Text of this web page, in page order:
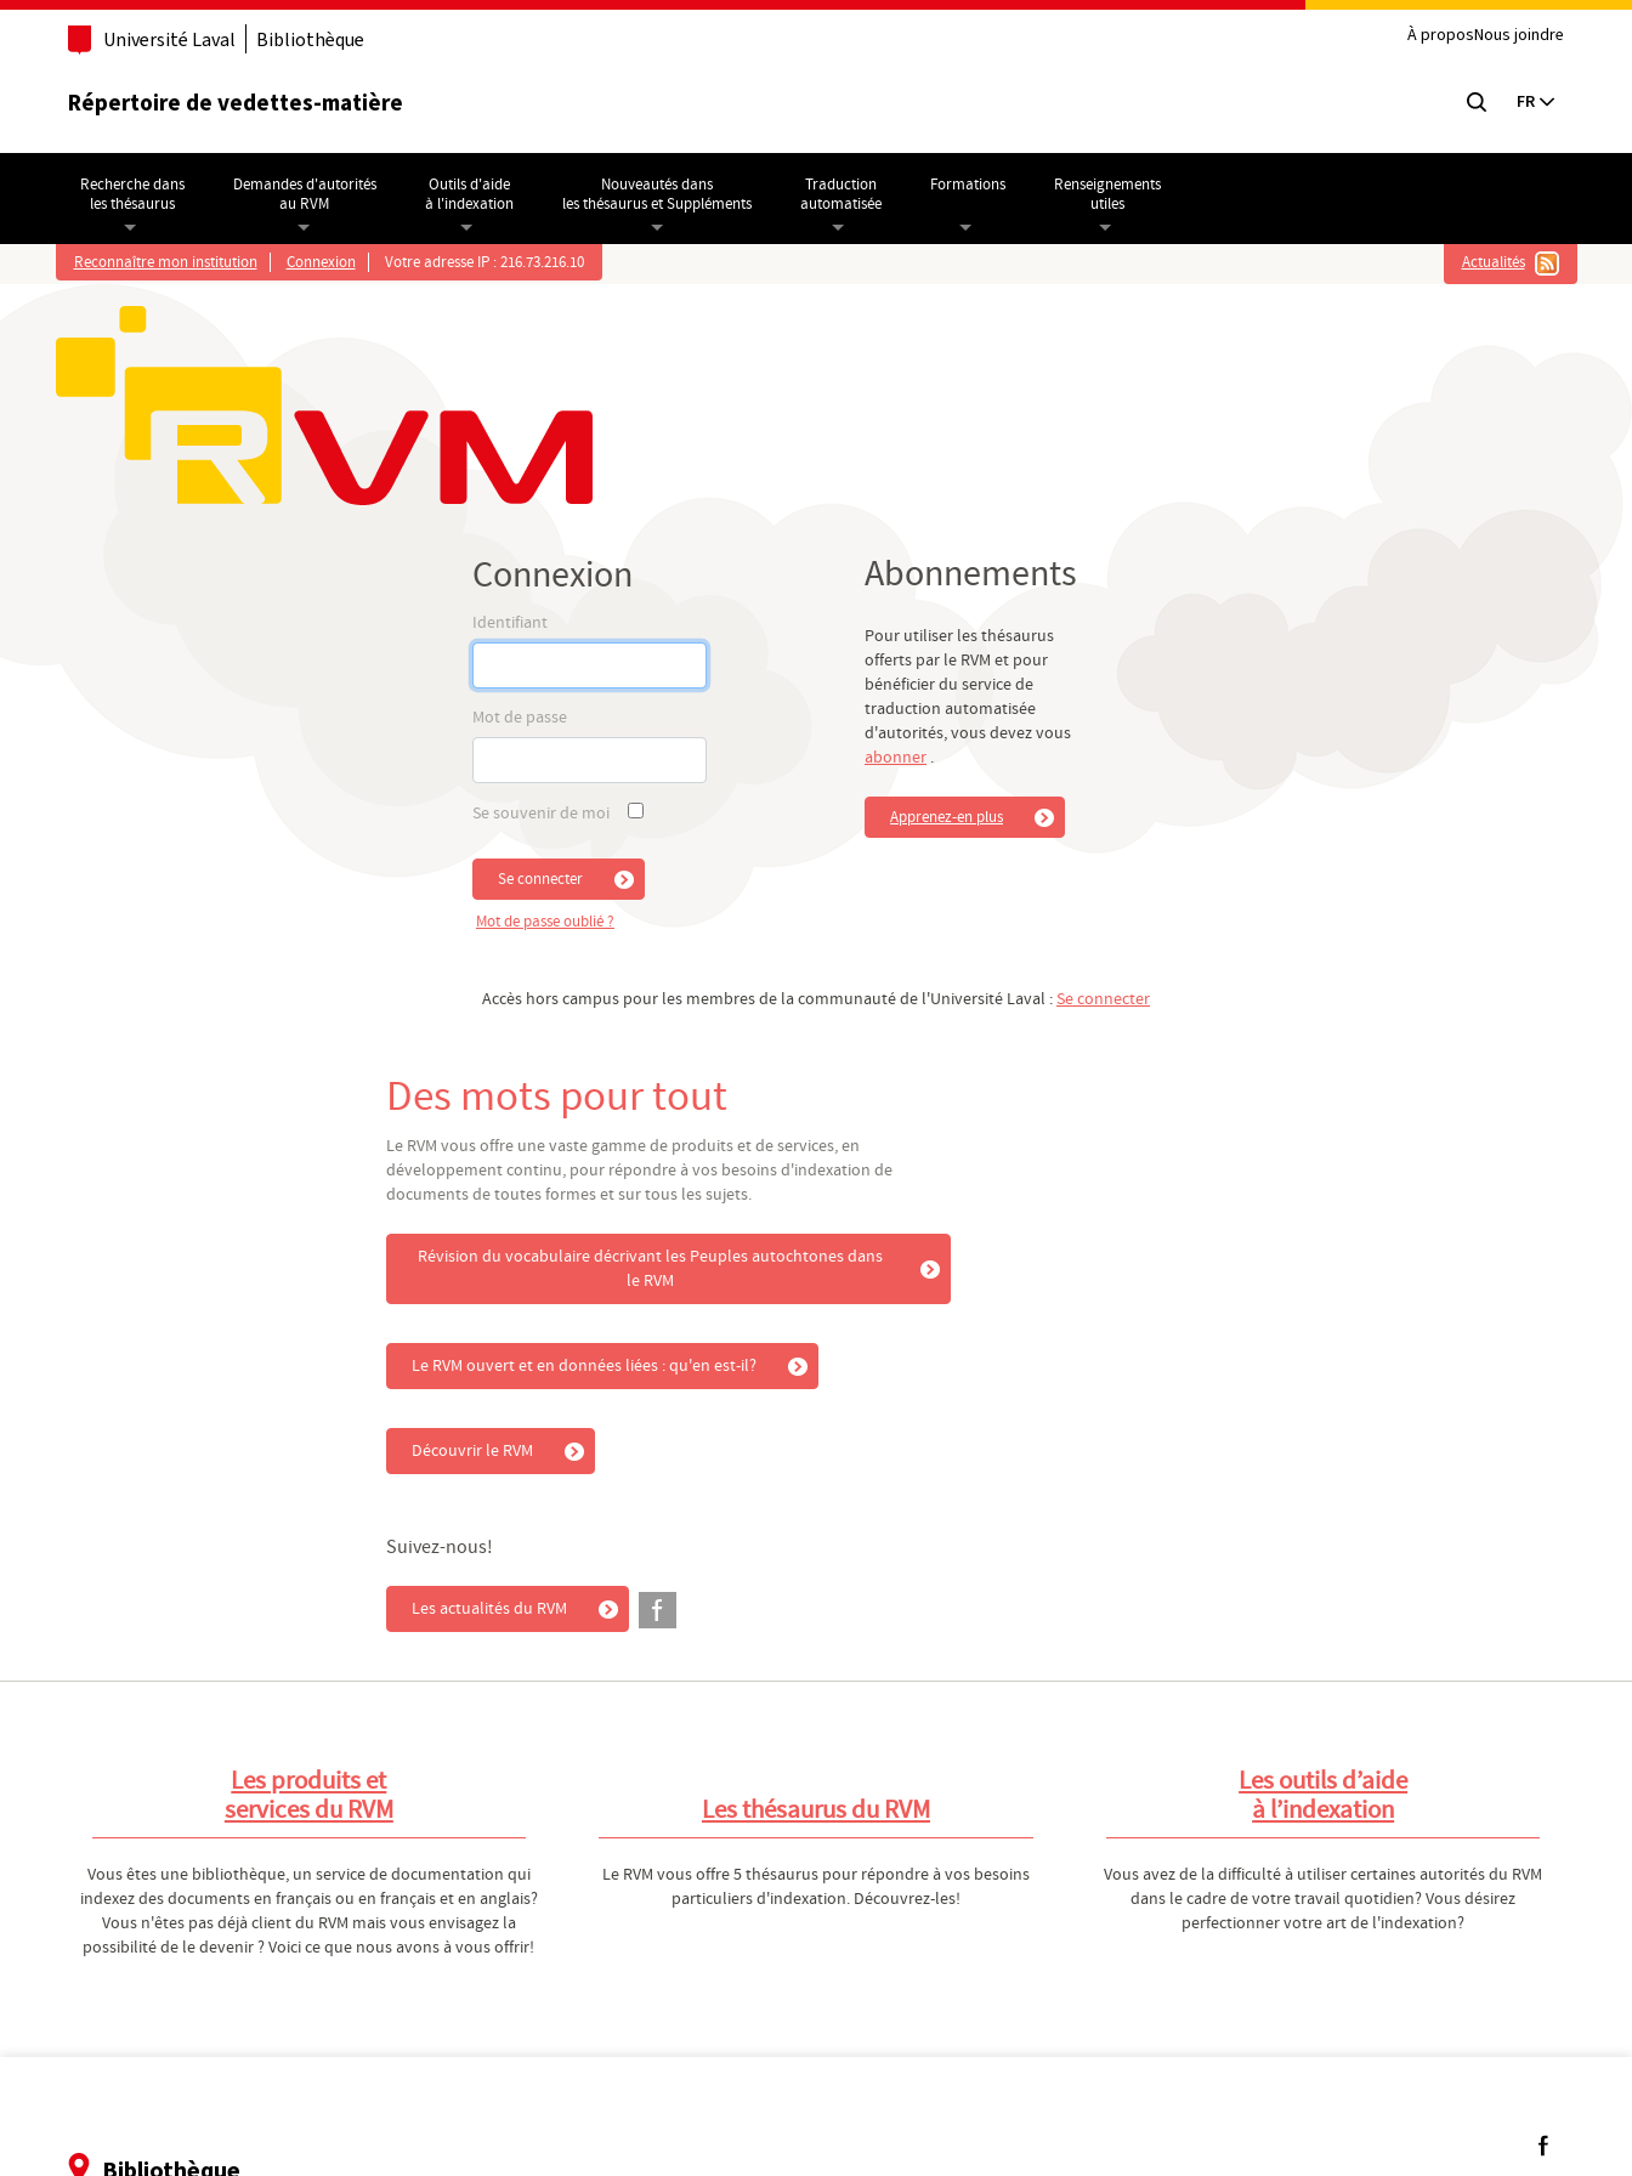
Aller au contenu principal
Université Laval Bibliothèque À proposNous joindre
Répertoire de vedettes-matière FR
Recherche dans
les thésaurus
Demandes d'autorités
au RVM
Outils d'aide
à l'indexation
Nouveautés dans
les thésaurus et Suppléments
Traduction
automatisée
Formations
Renseignements
utiles
Reconnaître mon institution Connexion Votre adresse IP : 216.73.216.10 Actualités
Connexion
Identifiant
Mot de passe
Se souvenir de moi
Se connecter
Mot de passe oublié ?
Abonnements
Pour utiliser les thésaurus
offerts par le RVM et pour
bénéficier du service de
traduction automatisée
d'autorités, vous devez vous
abonner .
Apprenez-en plus
Accès hors campus pour les membres de la communauté de l'Université Laval :Se connecter
Des mots pour tout
Le RVM vous offre une vaste gamme de produits et de services, en
développement continu, pour répondre à vos besoins d'indexation de
documents de toutes formes et sur tous les sujets.
Révision du vocabulaire décrivant les Peuples autochtones dans
le RVM
Le RVM ouvert et en données liées : qu'en est-il?
Découvrir le RVM
Suivez-nous!
Les actualités du RVM
Les produits et
services du RVM
Vous êtes une bibliothèque, un service de documentation qui
indexez des documents en français ou en français et en anglais?
Vous n'êtes pas déjà client du RVM mais vous envisagez la
possibilité de le devenir ? Voici ce que nous avons à vous offrir!
Les thésaurus du RVM
Le RVM vous offre 5 thésaurus pour répondre à vos besoins
particuliers d'indexation. Découvrez-les!
Les outils d’aide
à l’indexation
Vous avez de la difficulté à utiliser certaines autorités du RVM
dans le cadre de votre travail quotidien? Vous désirez
perfectionner votre art de l'indexation?
Suivez-